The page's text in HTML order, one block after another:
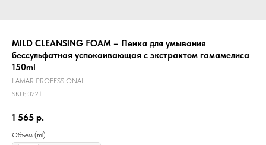
MILD CLEANSING FOAM – Пенка для умывания
бессульфатная успокаивающая с экстрактом гамамелиса
150ml
LAMAR PROFESSIONAL
SKU: 0221
1 565 р.
Объем (ml)